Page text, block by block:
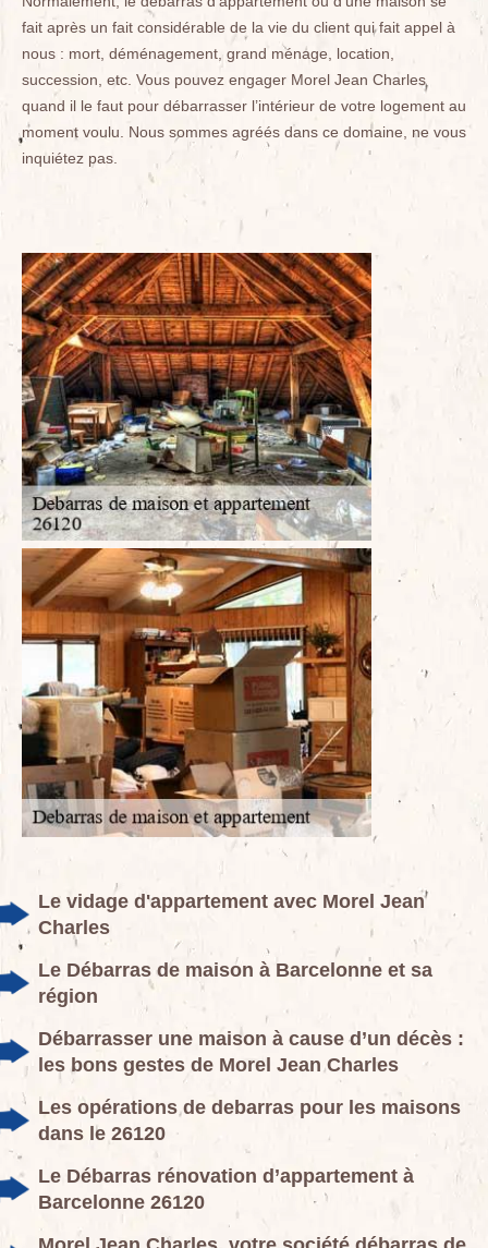
fait après un fait considérable de la vie du client qui fait appel à
nous : mort, déménagement, grand ménage, location,
succession, etc. Vous pouvez engager Morel Jean Charles
quand il le faut pour débarrasser l’intérieur de votre logement au
moment voulu. Nous sommes agréés dans ce domaine, ne vous
inquiétez pas.
Le vidage d'appartement avec Morel Jean
Charles
Le Débarras de maison à Barcelonne et sa
région
Débarrasser une maison à cause d’un décès :
les bons gestes de Morel Jean Charles
Les opérations de debarras pour les maisons
dans le 26120
Le Débarras rénovation d’appartement à
Barcelonne 26120